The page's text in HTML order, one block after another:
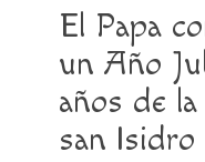
El Papa
un Año
años de
san Isidro